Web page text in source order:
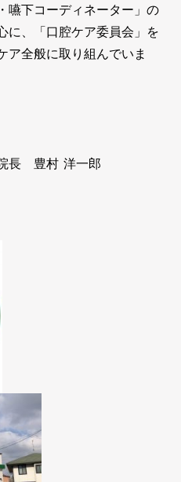
嚥下コーディネーター」の
に、「口腔ケア委員会」を
ア全般に取り組んでいま
長 豊村 洋一郎